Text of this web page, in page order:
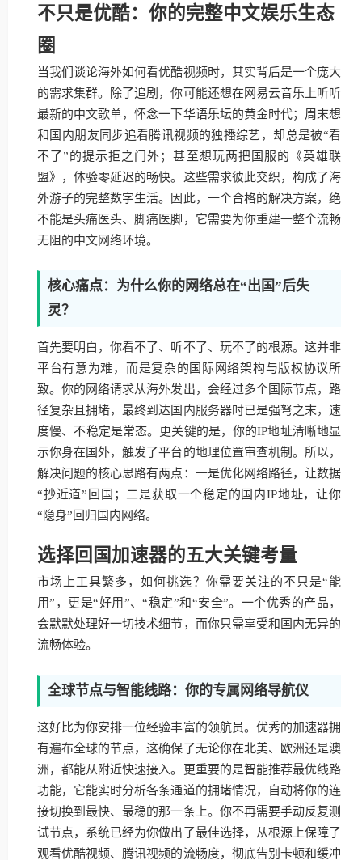
不只是优酷：你的完整中文娱乐生态
圈
当我们谈论海外如何看优酷视频时，其实背后是一个庞大
的需求集群。除了追剧，你可能还想在网易云音乐上听听
最新的中文歌单，怀念一下华语乐坛的黄金时代；周末想
和国内朋友同步追看腾讯视频的独播综艺，却总是被“看
不了”的提示拒之门外；甚至想玩两把国服的《英雄联
盟》，体验零延迟的畅快。这些需求彼此交织，构成了海
外游子的完整数字生活。因此，一个合格的解决方案，绝
不能是头痛医头、脚痛医脚，它需要为你重建一整个流畅
无阻的中文网络环境。
核心痛点：为什么你的网络总在“出国”后失
灵？
首先要明白，你看不了、听不了、玩不了的根源。这并非
平台有意为难，而是复杂的国际网络架构与版权协议所
致。你的网络请求从海外发出，会经过多个国际节点，路
径复杂且拥堵，最终到达国内服务器时已是强弩之末，速
度慢、不稳定是常态。更关键的是，你的IP地址清晰地显
示你身在国外，触发了平台的地理位置审查机制。所以，
解决问题的核心思路有两点：一是优化网络路径，让数据
“抄近道”回国；二是获取一个稳定的国内IP地址，让你
“隐身”回归国内网络。
选择回国加速器的五大关键考量
市场上工具繁多，如何挑选？你需要关注的不只是“能
用”，更是“好用”、“稳定”和“安全”。一个优秀的产品，
会默默处理好一切技术细节，而你只需享受和国内无异的
流畅体验。
全球节点与智能线路：你的专属网络导航仪
这好比为你安排一位经验丰富的领航员。优秀的加速器拥
有遍布全球的节点，这确保了无论你在北美、欧洲还是澳
洲，都能从附近快速接入。更重要的是智能推荐最优线路
功能，它能实时分析各条通道的拥堵情况，自动将你的连
接切换到最快、最稳的那一条上。你不再需要手动反复测
试节点，系统已经为你做出了最佳选择，从根源上保障了
观看优酷视频、腾讯视频的流畅度，彻底告别卡顿和缓冲